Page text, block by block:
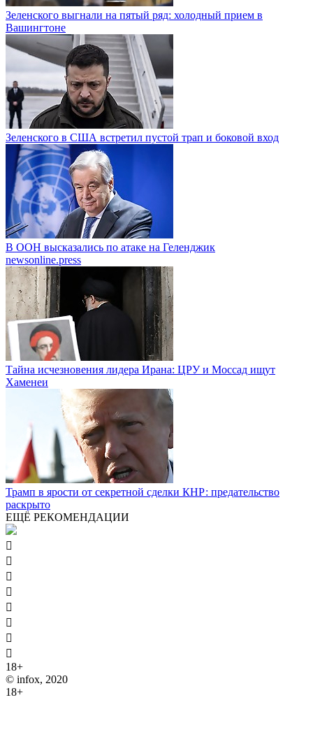
Зеленского выгнали на пятый ряд: холодный прием в
Вашингтоне
Зеленского в США встретил пустой трап и боковой вход
В ООН высказались по атаке на Геленджик
newsonline.press
Тайна исчезновения лидера Ирана: ЦРУ и Моссад ищут
Хаменеи
Трамп в ярости от секретной сделки КНР: предательство
раскрыто
ЕЩЁ РЕКОМЕНДАЦИИ








18+
© infox, 2020
18+